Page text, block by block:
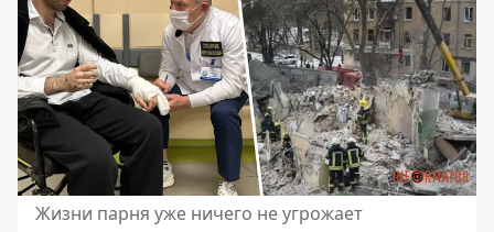
Жизни парня уже ничего не угрожает